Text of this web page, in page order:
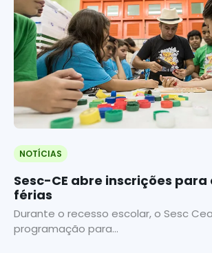
NOTÍCIAS
Sesc-CE abre inscrições para
férias
Durante o recesso escolar, o Sesc
programação para...